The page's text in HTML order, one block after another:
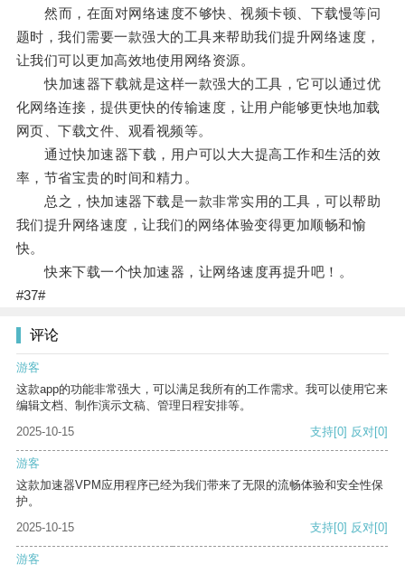
然而，在面对网络速度不够快、视频卡顿、下载慢等问
题时，我们需要一款强大的工具来帮助我们提升网络速度，
让我们可以更加高效地使用网络资源。
快加速器下载就是这样一款强大的工具，它可以通过优
化网络连接，提供更快的传输速度，让用户能够更快地加载
网页、下载文件、观看视频等。
通过快加速器下载，用户可以大大提高工作和生活的效
率，节省宝贵的时间和精力。
总之，快加速器下载是一款非常实用的工具，可以帮助
我们提升网络速度，让我们的网络体验变得更加顺畅和愉
快。
快来下载一个快加速器，让网络速度再提升吧！。
#37#
评论
游客
这款app的功能非常强大，可以满足我所有的工作需求。我可以使用它来
编辑文档、制作演示文稿、管理日程安排等。
2025-10-15
支持[0] 反对[0]
游客
这款加速器VPM应用程序已经为我们带来了无限的流畅体验和安全性保
护。
2025-10-15
支持[0] 反对[0]
游客